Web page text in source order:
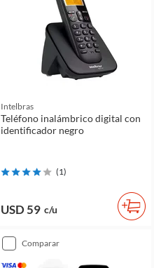
Intelbras
Teléfono inalámbrico digital con
identificador negro
(1)
USD 59 c/u
comparar